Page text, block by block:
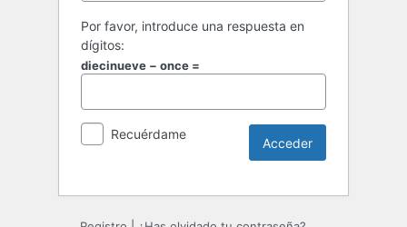
Por favor, introduce una respuesta en
dígitos:
diecinueve − once =
Recuérdame